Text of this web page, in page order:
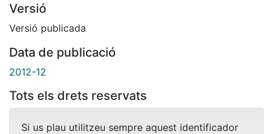
Versió
Versió publicada
Data de publicació
2012-12
Tots els drets reservats
Si us plau utilitzeu sempre aquest identificador